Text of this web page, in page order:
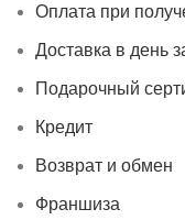
Оплата при
Доставка в день
Подарочный
Кредит
Возврат и обмен
Франшиза